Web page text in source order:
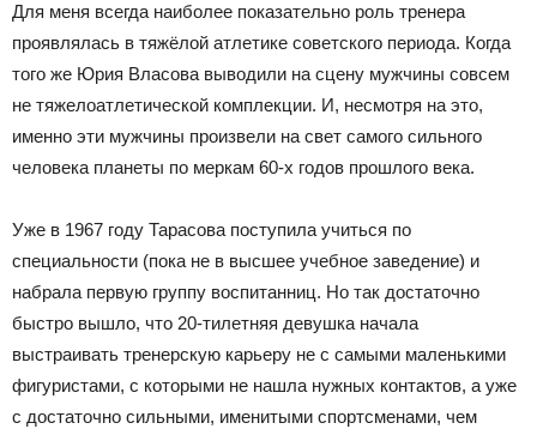
Для меня всегда наиболее показательно роль тренера
проявлялась в тяжёлой атлетике советского периода. Когда
того же Юрия Власова выводили на сцену мужчины совсем
не тяжелоатлетической комплекции. И, несмотря на это,
именно эти мужчины произвели на свет самого сильного
человека планеты по меркам 60-х годов прошлого века.
Уже в 1967 году Тарасова поступила учиться по
специальности (пока не в высшее учебное заведение) и
набрала первую группу воспитанниц. Но так достаточно
быстро вышло, что 20-тилетняя девушка начала
выстраивать тренерскую карьеру не с самыми маленькими
фигуристами, с которыми не нашла нужных контактов, а уже
с достаточно сильными, именитыми спортсменами, чем